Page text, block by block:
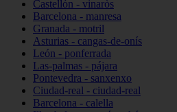
Castellón - vinaròs
Barcelona - manresa
Granada - motril
Asturias - cangas-de-onís
León - ponferrada
Las-palmas - pájara
Pontevedra - sanxenxo
Ciudad-real - ciudad-real
Barcelona - calella